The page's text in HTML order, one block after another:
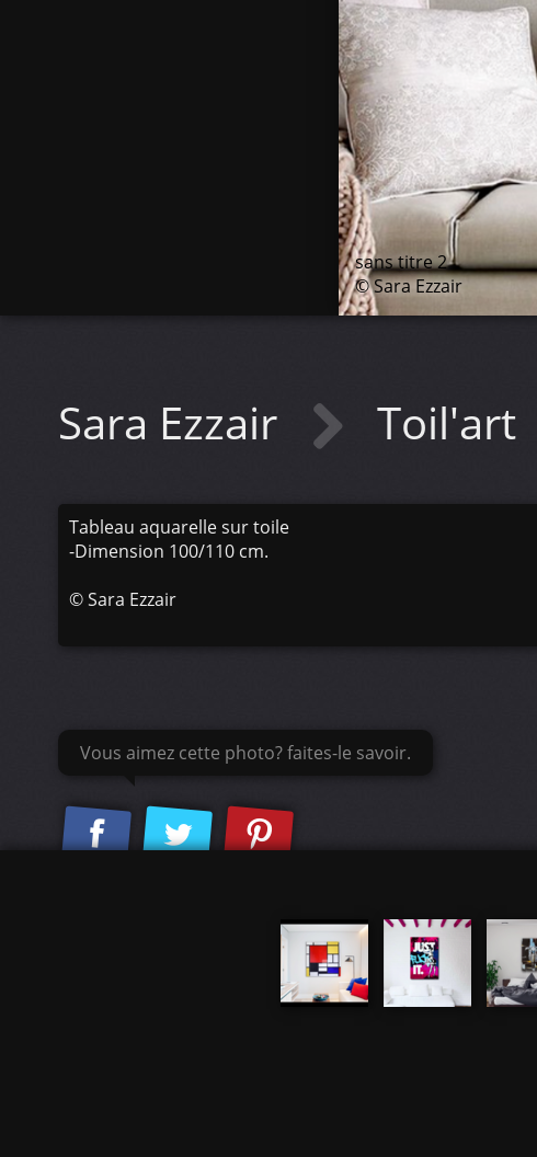
sans titre 2
© Sara Ezzair
Sara Ezzair Toil'art
Tableau aquarelle sur toile
-Dimension 100/110 cm.
©Sara Ezzair
Vous aimez cette photo? faites-le savoir.